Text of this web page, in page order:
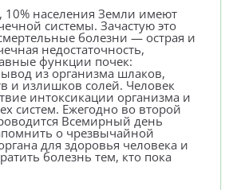
населения Земли имеют
системы. Зачастую это
болезни — острая и
недостаточность,
функции почек:
из организма шлаков,
и излишков солей. Человек
интоксикации организма и
систем. Ежегодно во второй
Всемирный день
о чрезвычайной
для здоровья человека и
болезнь тем, кто пока